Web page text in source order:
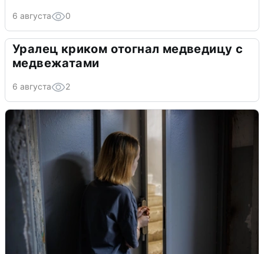
6 августа 0
Уралец криком отогнал медведицу с
медвежатами
6 августа 2